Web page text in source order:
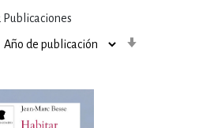
Publicaciones